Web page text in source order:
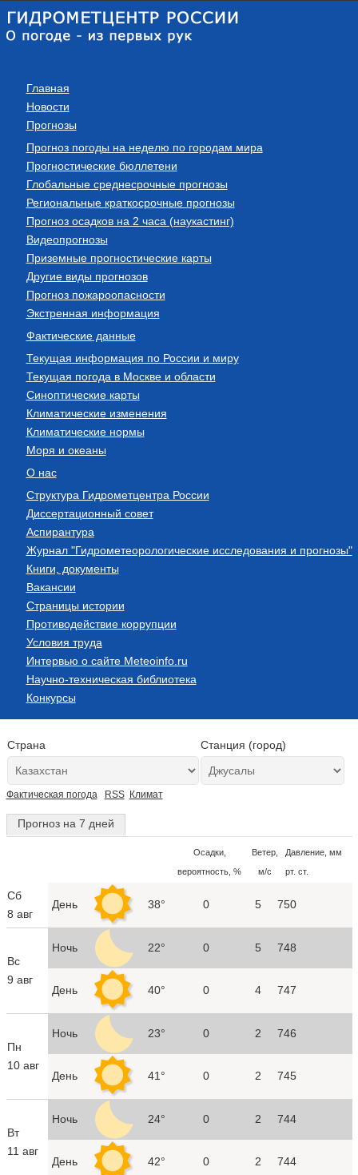
Главная
Новости
Прогнозы
Прогноз погоды на неделю по городам мира
Прогностические бюллетени
Глобальные среднесрочные прогнозы
Региональные краткосрочные прогнозы
Прогноз осадков на 2 часа (наукастинг)
Видеопрогнозы
Приземные прогностические карты
Другие виды прогнозов
Прогноз пожароопасности
Экстренная информация
Фактические данные
Текущая информация по России и миру
Текущая погода в Москве и области
Синоптические карты
Климатические изменения
Климатические нормы
Моря и океаны
О нас
Структура Гидрометцентра России
Диссертационный совет
Аспирантура
Журнал "Гидрометеорологические исследования и прогнозы"
Книги, документы
Вакансии
Страницы истории
Противодействие коррупции
Условия труда
Интервью о сайте Meteoinfo.ru
Научно-техническая библиотека
Конкурсы
Страна Станция (город)
Фактическая погода RSS Климат
Прогноз на 7 дней
Осадки,
вероятность, %
Ветер,
м/с
Давление, мм
рт. ст.
Сб
8 авг
День 38° 0 5 750
Вс
9 авг
Ночь 22° 0 5 748
День 40° 0 4 747
Пн
10 авг
Ночь 23° 0 2 746
День 41° 0 2 745
Вт
11 авг
Ночь 24° 0 2 744
День 42° 0 2 744